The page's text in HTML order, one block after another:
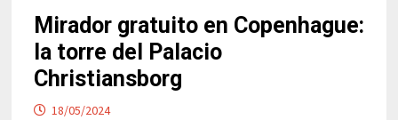
Mirador gratuito en Copenhague:
la torre del Palacio
Christiansborg
18/05/2024